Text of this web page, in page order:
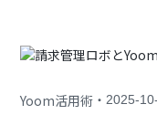
Yoom活用術 ・2025-